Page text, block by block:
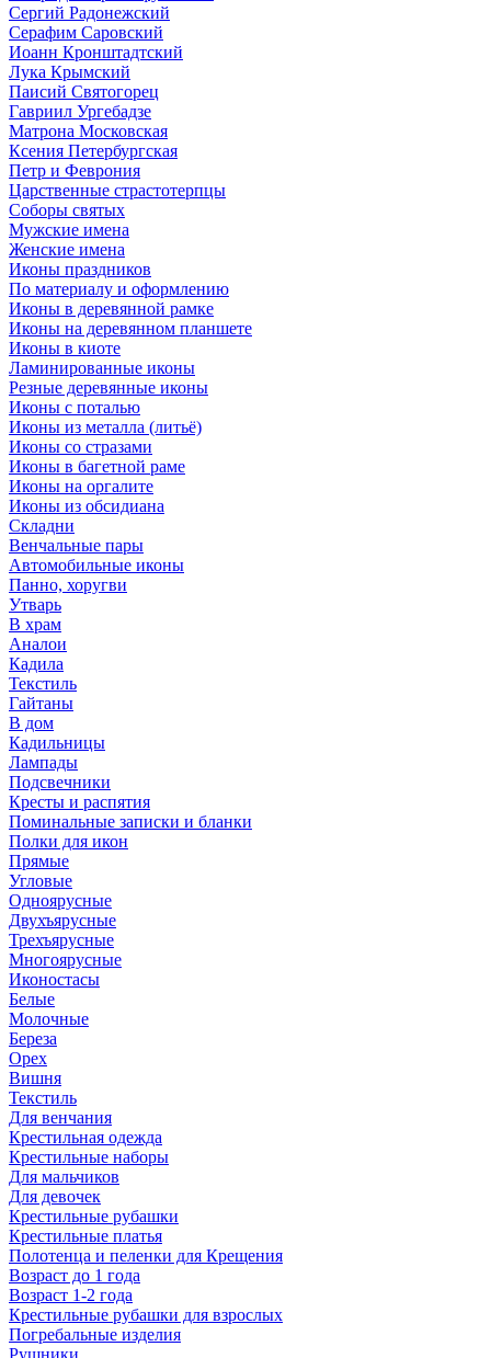
Сергий Радонежский
Серафим Саровский
Иоанн Кронштадтский
Лука Крымский
Паисий Святогорец
Гавриил Ургебадзе
Матрона Московская
Ксения Петербургская
Петр и Феврония
Царственные страстотерпцы
Соборы святых
Мужские имена
Женские имена
Иконы праздников
По материалу и оформлению
Иконы в деревянной рамке
Иконы на деревянном планшете
Иконы в киоте
Ламинированные иконы
Резные деревянные иконы
Иконы с поталью
Иконы из металла (литьё)
Иконы со стразами
Иконы в багетной раме
Иконы на оргалите
Иконы из обсидиана
Складни
Венчальные пары
Автомобильные иконы
Панно, хоругви
Утварь
В храм
Аналои
Кадила
Текстиль
Гайтаны
В дом
Кадильницы
Лампады
Подсвечники
Кресты и распятия
Поминальные записки и бланки
Полки для икон
Прямые
Угловые
Одноярусные
Двухъярусные
Трехъярусные
Многоярусные
Иконостасы
Белые
Молочные
Береза
Орех
Вишня
Текстиль
Для венчания
Крестильная одежда
Крестильные наборы
Для мальчиков
Для девочек
Крестильные рубашки
Крестильные платья
Полотенца и пеленки для Крещения
Возраст до 1 года
Возраст 1-2 года
Крестильные рубашки для взрослых
Погребальные изделия
Рушники